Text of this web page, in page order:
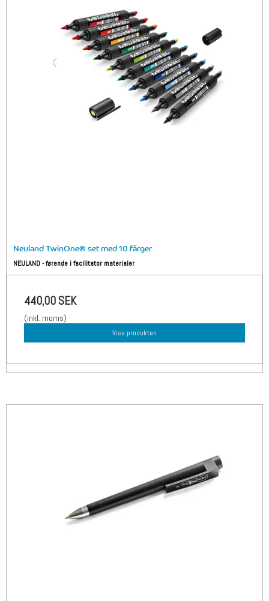
Neuland TwinOne® set med 10 färger
NEULAND - førende i facilitator materialer
440,00 SEK
(inkl. moms)
Visa produkten